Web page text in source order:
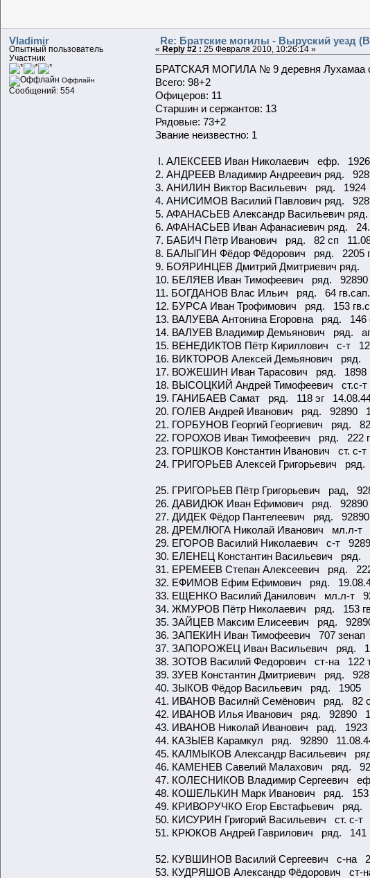
Vladimir
Опытный пользователь
Участник
Оффлайн
Сообщений: 554
Re: Братские могилы - Выруский уезд
« Reply #2 : 25 Февраля 2010, 10:26:14 »
БРАТСКАЯ МОГИЛА № 9 деревня Лухамаа
Всего: 98+2
Офицеров: 11
Старшин и сержантов: 13
Рядовые: 73+2
Звание неизвестно: 1
I. АЛЕКСЕЕВ Иван Николаевич ефр.
2. АНДРЕЕВ Владимир Андреевич ряд.
3. АНИЛИН Виктор Васильевич ряд. 1924
4. АНИСИМОВ Василий Павлович ряд.
5. АФАНАСЬЕВ Александр Васильевич
6. АФАНАСЬЕВ Иван Афанасиевич ряд.
7. БАБИЧ Пётр Иванович ряд. 82 сп
8. БАЛЫГИН Фёдор Фёдорович ряд. 2205
9. БОЯРИНЦЕВ Дмитрий
10. БЕЛЯЕВ Иван Тимофеевич ряд.
11. БОГДАНОВ Влас Ильич ряд. 64
12. БУРСА Иван Трофимович ряд. 153
13. ВАЛУЕВА Антонина Егоровна ряд.
14. ВАЛУЕВ Владимир Демьянович ряд.
15. ВЕНЕДИКТОВ Пётр Кириллович с-т
16. ВИКТОРОВ Алексей Демьянович ряд.
17. ВОЖЕШИН Иван Тарасович ряд. 1898
18. ВЫСОЦКИЙ Андрей Тимофеевич ст.с-
19. ГАНИБАЕВ Самат ряд. 118 эг
20. ГОЛЕВ Андрей Иванович ряд. 92890
21. ГОРБУНОВ Георгий Георгиевич ряд.
22. ГОРОХОВ Иван Тимофеевич ряд. 222
23. ГОРШКОВ Константин Иванович ст. с-
24. ГРИГОРЬЕВ Алексей Григорьевич
25. ГРИГОРЬЕВ Пётр Григорьевич рад,
26. ДАВИДЮК Иван Ефимович ряд.
27. ДИДЕК Фёдор Пантелеевич ряд.
28. ДРЕМЛЮГА Николай Иванович мл.л-
29. ЕГОРОВ Василий Николаевич с-т
30. ЕЛЕНЕЦ Константин Васильевич
31. ЕРЕМЕЕВ Степан Алексеевич ряд.
32. ЕФИМОВ Ефим Ефимович ряд.
33. ЕЩЕНКО Василий Данилович мл.л-т
34. ЖМУРОВ Пётр Николаевич ряд. 153
35. ЗАЙЦЕВ Максим Елисеевич ряд.
36. ЗАПЕКИН Иван Тимофеевич 707
37. ЗАПОРОЖЕЦ Иван Васильевич ряд.
38. ЗОТОВ Василий Федорович ст-на
39. 3УЕВ Константин Дмитриевич ряд.
40. ЗЫКОВ Фёдор Васильевич ряд. 1905
41. ИВАНОВ Василнй Семёнович ряд. 82
42. ИВАНОВ Илья Иванович ряд. 92890
43. ИВАНОВ Николай Иванович рад.
44. КАЗЫЕВ Карамкул ряд. 92890
45. КАЛМЫКОВ Александр Васильевич
46. КАМЕНЕВ Савелий Малахович ряд.
47. КОЛЕСНИКОВ Владимир Сергеевич
48. КОШЕЛЬКИН Марк Иванович ряд. 153
49. КРИВОРУЧКО Егор Евстафьевич ряд.
50. КИСУРИН Григорий Васильевич ст. с-
51. КРЮКОВ Андрей Гаврилович ряд.
52. КУВШИНОВ Василий Сергеевич с-на
53. КУДРЯШОВ Александр Фёдорович